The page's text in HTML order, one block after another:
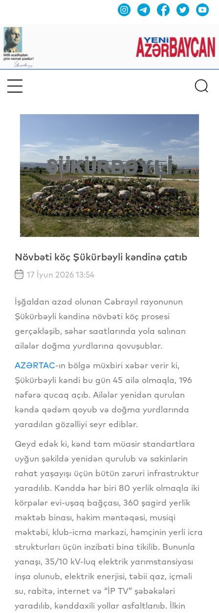
Növbəti köç Şükürbəyli kəndinə çatıb
17 İyun 2026 13:54
İşğaldan azad olunan Cəbrayıl rayonunun
Şükürbəyli kəndinə növbəti köç prosesi
gerçəkləşib, səhər saatlarında yola salınan
ailələr doğma yurdlarına qovuşublar.
AZƏRTAC-ın bölgə müxbiri xəbər verir ki,
Şükürbəyli kəndi bu gün 45 ailə olmaqla, 196
nəfərə qucaq açıb. Ailələr yenidən qurulan
kəndə qədəm qoyub və doğma yurdlarında
yaradılan gözəlliyi seyr ediblər.
Qeyd edək ki, kənd tam müasir standartlara
uyğun şəkildə yenidən qurulub və sakinlərin
rahat yaşayışı üçün bütün zəruri infrastruktur
yaradılıb. Kənddə hər biri 80 yerlik olmaqla iki
körpələr evi-uşaq bağçası, 360 şagird yerlik
məktəb binası, həkim məntəqəsi, musiqi
məktəbi, klub-icma mərkəzi, həmçinin yerli icra
strukturları üçün inzibati bina tikilib. Bununla
yanaşı, 35/10 kV-luq elektrik yarımstansiyası
inşa olunub, elektrik enerjisi, təbii qaz, içməli
su, rabitə, internet və “İP TV” şəbəkələri
yaradılıb, kənddaxili yollar asfaltlanıb. İlkin